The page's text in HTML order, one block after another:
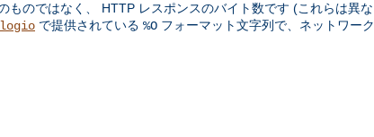
のではなく、 HTTP レスポンスのバイト数です (これらは異な
で提供されている %O フォーマット文字列で、ネットワーク